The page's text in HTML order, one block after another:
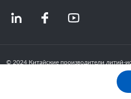
© 2024 Китайские производители литий-
компания по производству литиевых
политика конфиденциальности